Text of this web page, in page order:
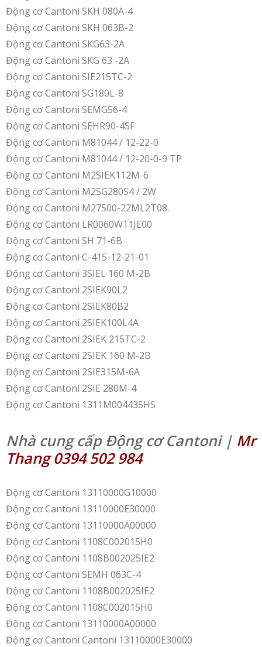
Động cơ Cantoni SKH 080A-4
Động cơ Cantoni SKH 063B-2
Động cơ Cantoni SKG63-2A
Động cơ Cantoni SKG 63 -2A
Động cơ Cantoni SIE215TC-2
Động cơ Cantoni SG180L-8
Động cơ Cantoni SEMG56-4
Động cơ Cantoni SEHR90-4SF
Động cơ Cantoni M81044 / 12-22-0
Động cơ Cantoni M81044 / 12-20-0-9 TP
Động cơ Cantoni M2SIEK112M-6
Động cơ Cantoni M2SG280S4 / 2W
Động cơ Cantoni M27500-22ML2T08.
Động cơ Cantoni LR0060W11JE00
Động cơ Cantoni SH 71-6B
Động cơ Cantoni C-415-12-21-01
Động cơ Cantoni 3SIEL 160 M-2B
Động cơ Cantoni 2SIEK90L2
Động cơ Cantoni 2SIEK80B2
Động cơ Cantoni 2SIEK100L4A
Động cơ Cantoni 2SIEK 215TC-2
Động cơ Cantoni 2SIEK 160 M-2B
Động cơ Cantoni 2SIE315M-6A
Động cơ Cantoni 2SIE 280M-4
Động cơ Cantoni 1311M004435HS
Nhà cung cấp Động cơ Cantoni | Mr
Thang 0394 502 984
Động cơ Cantoni 13110000G10000
Động cơ Cantoni 13110000E30000
Động cơ Cantoni 13110000A00000
Động cơ Cantoni 1108C002015H0
Động cơ Cantoni 1108B002025IE2
Động cơ Cantoni SEMH 063C-4
Động cơ Cantoni 1108B002025IE2
Động cơ Cantoni 1108C002015H0
Động cơ Cantoni 13110000A00000
Động cơ Cantoni Cantoni 13110000E30000